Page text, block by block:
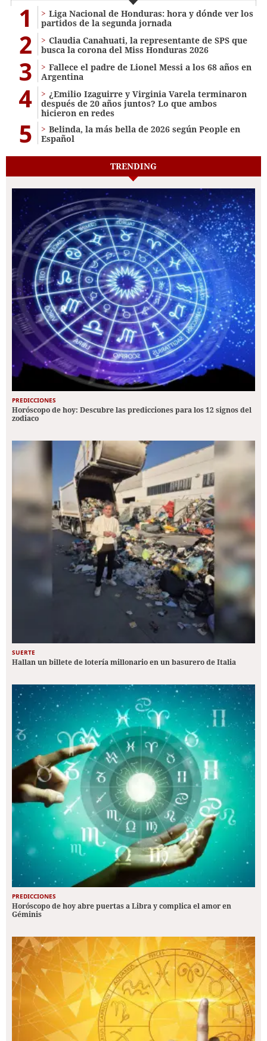
1
Liga Nacional de Honduras: hora y dónde ver los
partidos de la segunda jornada
2
Claudia Canahuati, la representante de SPS que
busca la corona del Miss Honduras 2026
3
Fallece el padre de Lionel Messi a los 68 años en
Argentina
4
¿Emilio Izaguirre y Virginia Varela terminaron
después de 20 años juntos? Lo que ambos
hicieron en redes
5
Belinda, la más bella de 2026 según People en
Español
TRENDING
PREDICCIONES
Horóscopo de hoy: Descubre las predicciones para los 12 signos del
zodiaco
SUERTE
Hallan un billete de lotería millonario en un basurero de Italia
PREDICCIONES
Horóscopo de hoy abre puertas a Libra y complica el amor en
Géminis